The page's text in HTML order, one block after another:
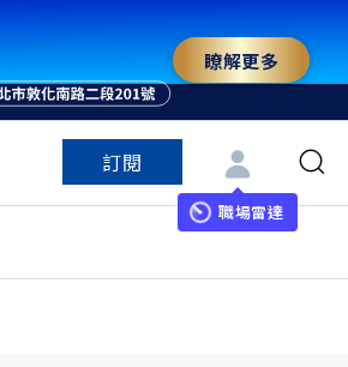
行
瞭解更多
訂閱
職場雷達
特色頻道